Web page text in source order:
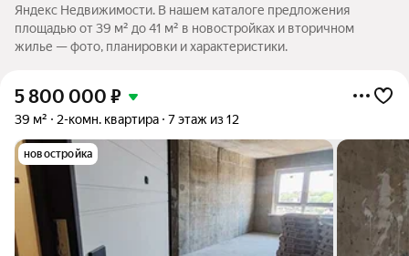
Яндекс Недвижимости. В нашем каталоге предложения
площадью от 39 м² до 41 м² в новостройках и вторичном
жилье — фото, планировки и характеристики.
5 800 000 ₽
39 м² 2-комн. квартира 7 этаж из 12
новостройка